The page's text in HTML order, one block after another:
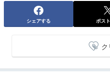
寛いだりお茶をした
のんびりチェックア
シェアする ポス
ク